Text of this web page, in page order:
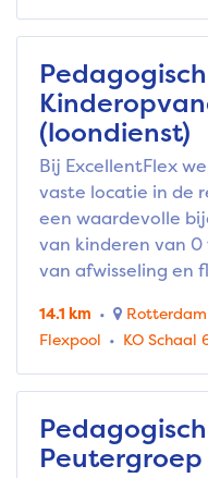
(loondienst)
Bij ExcellentFlex
vaste locatie in de
een waardevolle
van kinderen van
van afwisseling en
14.1 km Rotterdam
Flexpool
KO Schaal
Peutergroep